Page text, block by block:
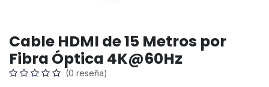
Cable HDMI de 15 Metros por
Fibra Óptica 4K@60Hz
(0 reseña)